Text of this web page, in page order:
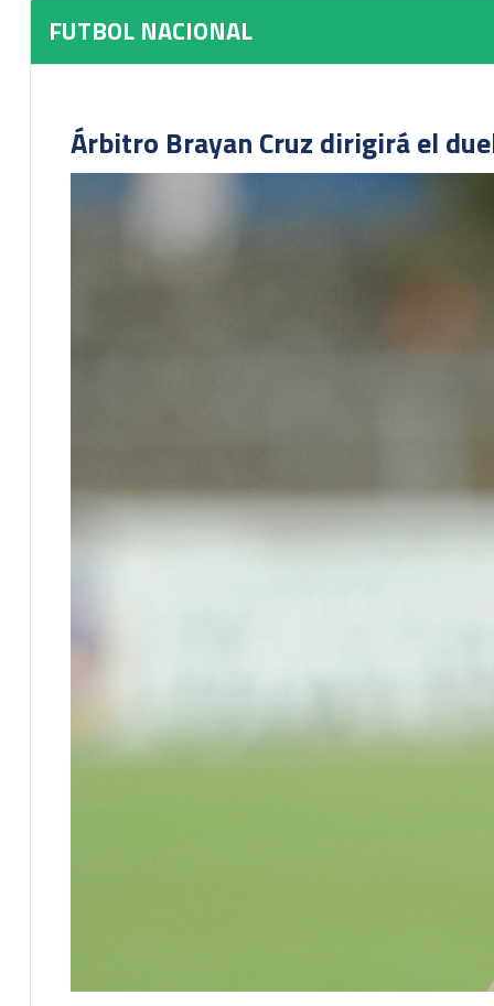
FUTBOL NACIONAL
Árbitro Brayan Cruz dirigirá el